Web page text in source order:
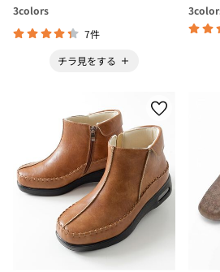
3colors
7件
チラ見をする
3